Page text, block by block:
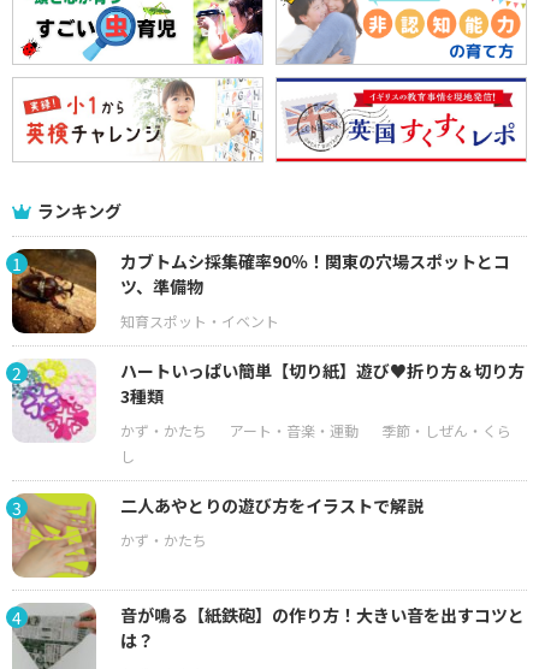
ランキング
1
カブトムシ採集確率90％！関東の穴場スポットとコ
ツ、準備物
2
ハートいっぱい簡単【切り紙】遊び♥折り方＆切り方
3種類
3 二人あやとりの遊び方をイラストで解説
4
音が鳴る【紙鉄砲】の作り方！大きい音を出すコツと
は？